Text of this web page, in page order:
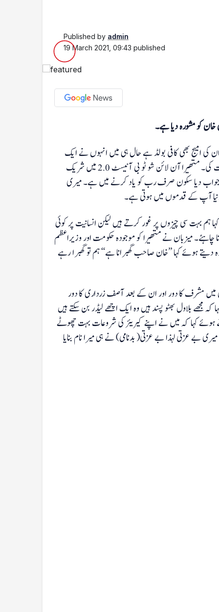
Published by admin
19 March 2021, 09:43 published
خان کو مشورہ دیا ہے۔
کی امیج بھی کافی بولڈ ہے حال ہی میں انہوں نے ایک
آن لان شو کے دوران اپنے بارے میں اور پاکستانی سیاست کے بارے میں بات کی۔ متھیرا آن لائن شو ٹو بی آنیسٹ 2.0 میں شریک
دیا سکون صرف رب کو یاد کرنے میں ہے۔ میری
آپ کے قدموں میں ہوتی ہے۔
بہت سی چیزوں پر غور کرتے ہیں لیکن انسانیت پر کوئی
میزبان نے متھیرا کو موجودہ حکومت اور وزیراعظم
ہوئے کہا ’’خان صاحب گھبرانا ہے‘‘ ہم تو گھبرا رہے
میں مشرف کا دور اور ان کے بعد آصف زرداری کا دور
مجھے بلاول بھٹو پسند ہیں وہ ایک اچھے لیڈر بن سکتے ہیں
کہا کہ میں نے اپنے کیریئر کی شروعات بہت چھوٹے
عزتی لہذا بے عزتی( بدنامی) نے ہی میرا نام بنایا